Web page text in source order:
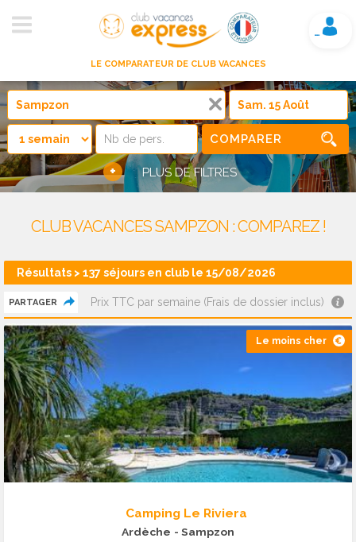
LE COMPARATEUR DE CLUB VACANCES
Mon compte
COMPARER
+ PLUS DE FILTRES
CLUB VACANCES SAMPZON : COMPAREZ !
Résultats > 137 séjours en club le 15/08/2026
PARTAGER Prix TTC par semaine (Frais de dossier inclus)
Le moins cher
Camping Le Riviera
Ardèche - Sampzon